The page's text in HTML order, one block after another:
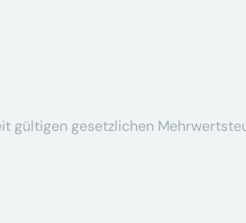
gültigen gesetzlichen